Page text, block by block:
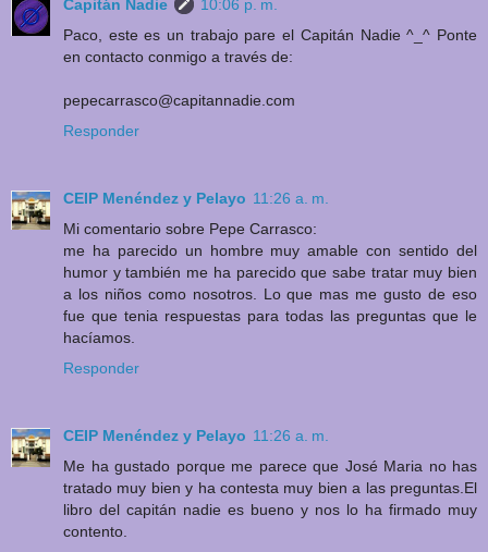
Capitán Nadie
10:06 p. m.
Paco, este es un trabajo pare el Capitán Nadie ^_^ Ponte
en contacto conmigo a través de:
pepecarrasco@capitannadie.com
Responder
CEIP Menéndez y Pelayo 11:26 a. m.
Mi comentario sobre Pepe Carrasco:
me ha parecido un hombre muy amable con sentido del
humor y también me ha parecido que sabe tratar muy bien
a los niños como nosotros. Lo que mas me gusto de eso
fue que tenia respuestas para todas las preguntas que le
hacíamos.
Responder
CEIP Menéndez y Pelayo 11:26 a. m.
Me ha gustado porque me parece que José Maria no has
tratado muy bien y ha contesta muy bien a las preguntas.El
libro del capitán nadie es bueno y nos lo ha firmado muy
contento.